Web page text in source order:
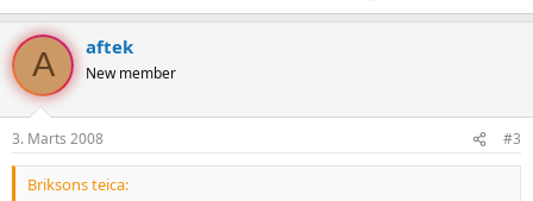
A aftek
New member
3. Marts 2008 #3
Briksons teica: